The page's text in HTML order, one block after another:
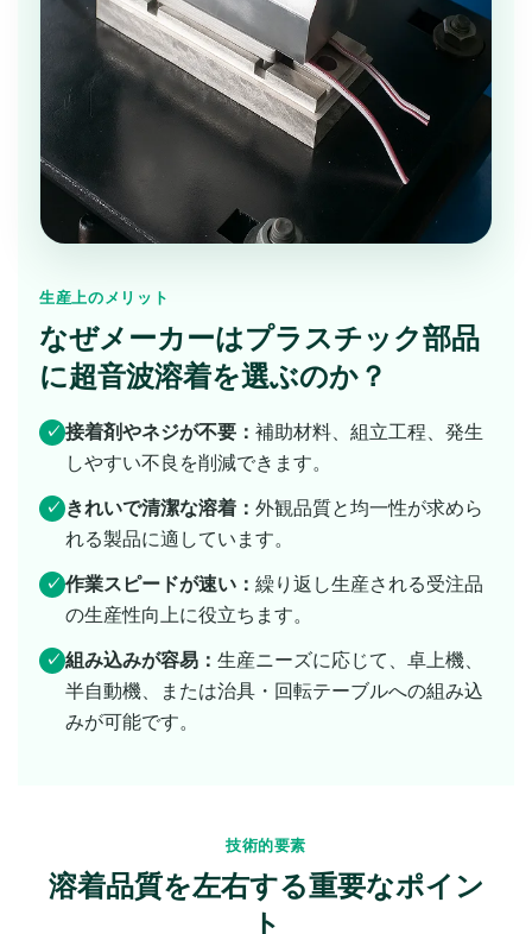
生産上のメリット
なぜメーカーはプラスチック部品
に超音波溶着を選ぶのか？
✓ 接着剤やネジが不要： 補助材料、組立工程、発生
しやすい不良を削減できます。
✓ きれいで清潔な溶着： 外観品質と均一性が求めら
れる製品に適しています。
✓ 作業スピードが速い： 繰り返し生産される受注品
の生産性向上に役立ちます。
✓ 組み込みが容易： 生産ニーズに応じて、卓上機、
半自動機、または治具・回転テーブルへの組み込
みが可能です。
技術的要素
溶着品質を左右する重要なポイン
ト